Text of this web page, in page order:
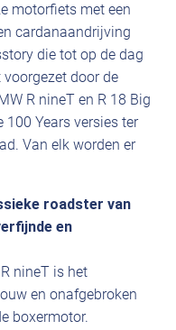
motorfiets met een
cardanaandrijving
die tot op de dag
door de
R nineT en R 18 Big
100 Years versies ter
Van elk worden er
roadster van
en
nineT is het
en onafgebroken
boxermotor.